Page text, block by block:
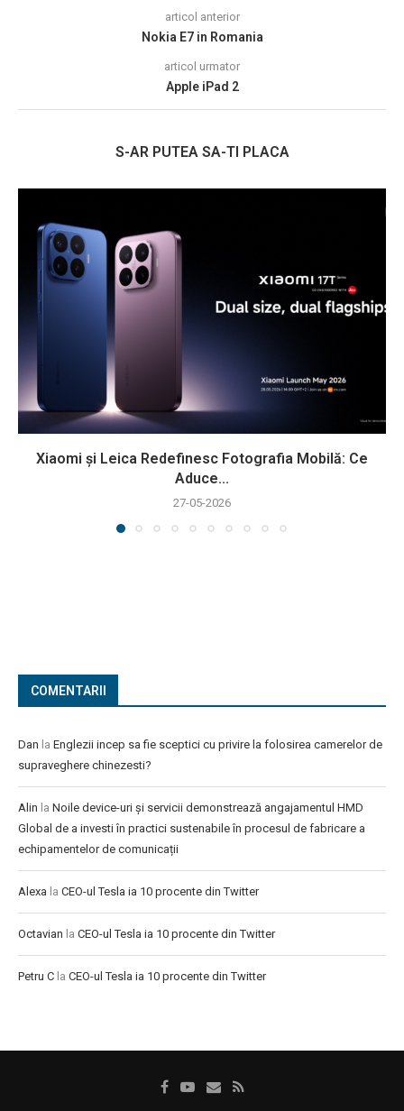
articol anterior
Nokia E7 in Romania
articol urmator
Apple iPad 2
S-AR PUTEA SA-TI PLACA
Xiaomi și Leica Redefinesc Fotografia Mobilă: Ce
Aduce...
27-05-2026
COMENTARII
Dan la Englezii incep sa fie sceptici cu privire la folosirea camerelor de
supraveghere chinezesti?
Alin la Noile device-uri și servicii demonstrează angajamentul HMD
Global de a investi în practici sustenabile în procesul de fabricare a
echipamentelor de comunicații
Alexa la CEO-ul Tesla ia 10 procente din Twitter
Octavian la CEO-ul Tesla ia 10 procente din Twitter
Petru C la CEO-ul Tesla ia 10 procente din Twitter